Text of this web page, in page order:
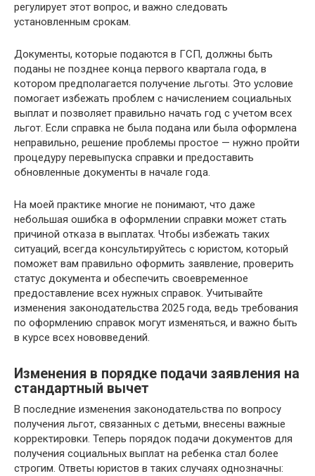
регулирует этот вопрос, и важно следовать
установленным срокам.
Документы, которые подаются в ГСП, должны быть
поданы не позднее конца первого квартала года, в
котором предполагается получение льготы. Это условие
помогает избежать проблем с начислением социальных
выплат и позволяет правильно начать год с учетом всех
льгот. Если справка не была подана или была оформлена
неправильно, решение проблемы простое — нужно пройти
процедуру перевыпуска справки и предоставить
обновленные документы в начале года.
На моей практике многие не понимают, что даже
небольшая ошибка в оформлении справки может стать
причиной отказа в выплатах. Чтобы избежать таких
ситуаций, всегда консультируйтесь с юристом, который
поможет вам правильно оформить заявление, проверить
статус документа и обеспечить своевременное
предоставление всех нужных справок. Учитывайте
изменения законодательства 2025 года, ведь требования
по оформлению справок могут изменяться, и важно быть
в курсе всех нововведений.
Изменения в порядке подачи заявления на
стандартный вычет
В последние изменения законодательства по вопросу
получения льгот, связанных с детьми, внесены важные
корректировки. Теперь порядок подачи документов для
получения социальных выплат на ребенка стал более
строгим. Ответы юристов в таких случаях однозначны: